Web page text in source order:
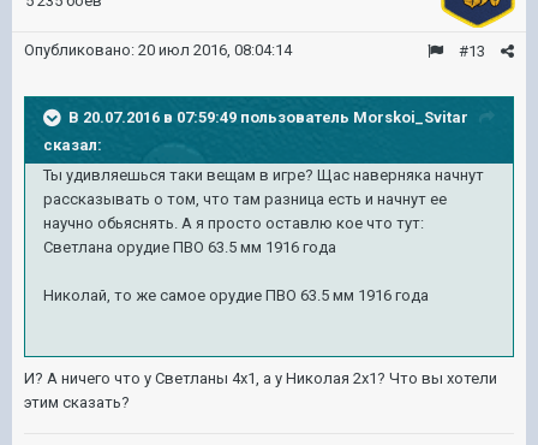
#13
Опубликовано: 20 июл 2016, 08:04:14
В 20.07.2016 в 07:59:49 пользователь Morskoi_Svitar
сказал:
Ты удивляешься таки вещам в игре? Щас наверняка начнут
рассказывать о том, что там разница есть и начнут ее
научно обьяснять. А я просто оставлю кое что тут:
Светлана орудие ПВО 63.5 мм 1916 года
Николай, то же самое орудие ПВО 63.5 мм 1916 года
И? А ничего что у Светланы 4х1, а у Николая 2х1? Что вы хотели
этим сказать?